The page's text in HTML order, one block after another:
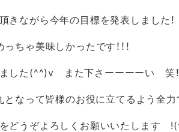
きながら今年の目標を発表しました！
っちゃ美味しかったです！！！
した (^^)v また下さーーーーい 笑！
なって皆様のお役に立てるよう全力
どうぞよろしくお願いいたします